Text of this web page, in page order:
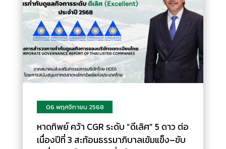
06 พฤศจิกายน 2568
หาดทิพย์ คว้า CGR ระดับ “ดีเลิศ” 5 ดาว ต่อ
เนื่องปีที่ 3 สะท้อนธรรมาภิบาลเข้มแข็ง–ขับ